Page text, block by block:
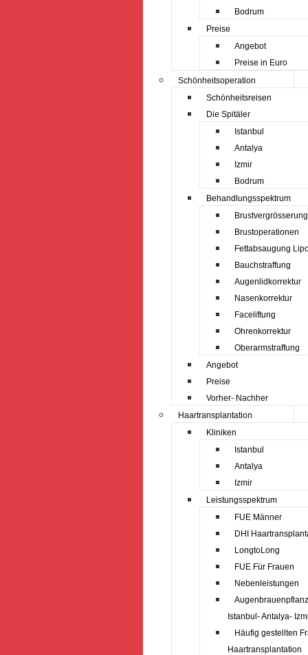
Bodrum
Preise
Angebot
Preise in Euro
Schönheitsoperation
Schönheitsreisen
Die Spitäler
Istanbul
Antalya
Izmir
Bodrum
Behandlungsspektrum
Brustvergrösserung
Brustoperationen
Fettabsaugung
Bauchstraffung
Augenlidkorrektur
Nasenkorrektur
Faceliftung
Ohrenkorrektur
Oberarmstraffung
Angebot
Preise
Vorher- Nachher
Haartransplantation
Kliniken
Istanbul
Antalya
Izmir
Leistungsspektrum
FUE Männer
DHI
LongtoLong
FUE Für Frauen
Nebenleistungen
Istanbul- Antalya-
Häufig gestellten
Haartransplantation